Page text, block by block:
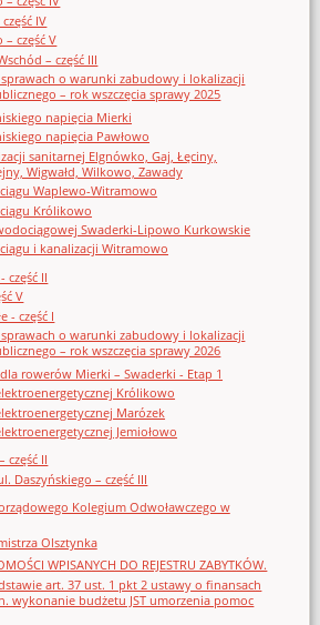
IV
część V
– część III
o warunki zabudowy i lokalizacji
– rok wszczęcia sprawy 2025
napięcia Mierki
napięcia Pawłowo
sanitarnej Elgnówko, Gaj, Łęciny,
Wigwałd, Wilkowo, Zawady
Waplewo-Witramowo
Królikowo
Swaderki-Lipowo Kurkowskie
i kanalizacji Witramowo
część II
V
- część I
o warunki zabudowy i lokalizacji
– rok wszczęcia sprawy 2026
rowerów Mierki – Swaderki - Etap 1
Królikowo
Marózek
Jemiołowo
część II
Daszyńskiego – część III
Kolegium Odwoławczego w
Olsztynka
WPISANYCH DO REJESTRU ZABYTKÓW.
art. 37 ust. 1 pkt 2 ustawy o finansach
wykonanie budżetu JST umorzenia pomoc